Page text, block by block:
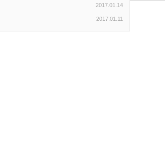
2017.01.14
2017.01.11